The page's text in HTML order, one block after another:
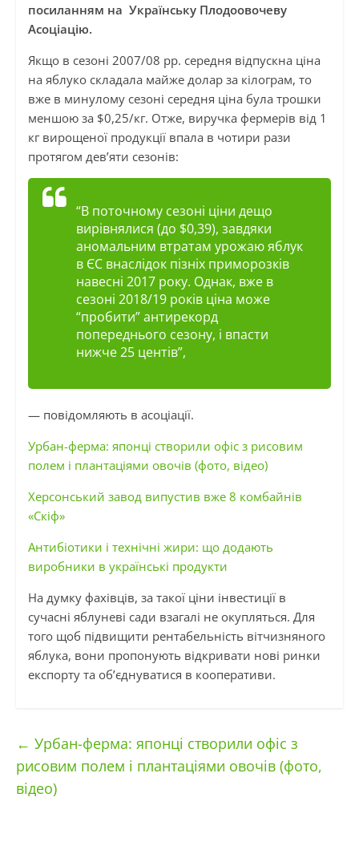
посиланням на Українську Плодоовочеву
Асоціацію.
Якщо в сезоні 2007/08 рр. середня відпускна ціна
на яблуко складала майже долар за кілограм, то
вже в минулому сезоні середня ціна була трошки
меншою за $0,25/кг. Отже, виручка фермерів від 1
кг вирощеної продукції впала в чотири рази
протягом дев’яти сезонів:
“В поточному сезоні ціни дещо
вирівнялися (до $0,39), завдяки
аномальним втратам урожаю яблук
в ЄС внаслідок пізніх приморозків
навесні 2017 року. Однак, вже в
сезоні 2018/19 років ціна може
“пробити” антирекорд
попереднього сезону, і впасти
нижче 25 центів”,
— повідомляють в асоціації.
Урбан-ферма: японці створили офіс з рисовим
полем і плантаціями овочів (фото, відео)
Херсонський завод випустив вже 8 комбайнів
«Скіф»
Антибіотики і технічні жири: що додають
виробники в українські продукти
На думку фахівців, за такої ціни інвестиції в
сучасні яблуневі сади взагалі не окупляться. Для
того щоб підвищити рентабельність вітчизняного
яблука, вони пропонують відкривати нові ринки
експорту та об’єднуватися в кооперативи.
← Урбан-ферма: японці створили офіс з
рисовим полем і плантаціями овочів (фото,
відео)